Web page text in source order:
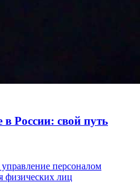
России: свой путь
персоналом
физических лиц